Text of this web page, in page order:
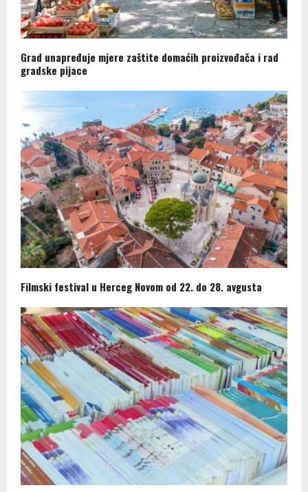
Grad unapređuje mjere zaštite domaćih proizvođača i rad
gradske pijace
Filmski festival u Herceg Novom od 22. do 28. avgusta